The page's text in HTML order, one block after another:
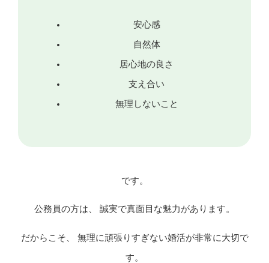
安心感
自然体
居心地の良さ
支え合い
無理しないこと
です。
公務員の方は、 誠実で真面目な魅力があります。
だからこそ、 無理に頑張りすぎない婚活が非常に大切で
す。